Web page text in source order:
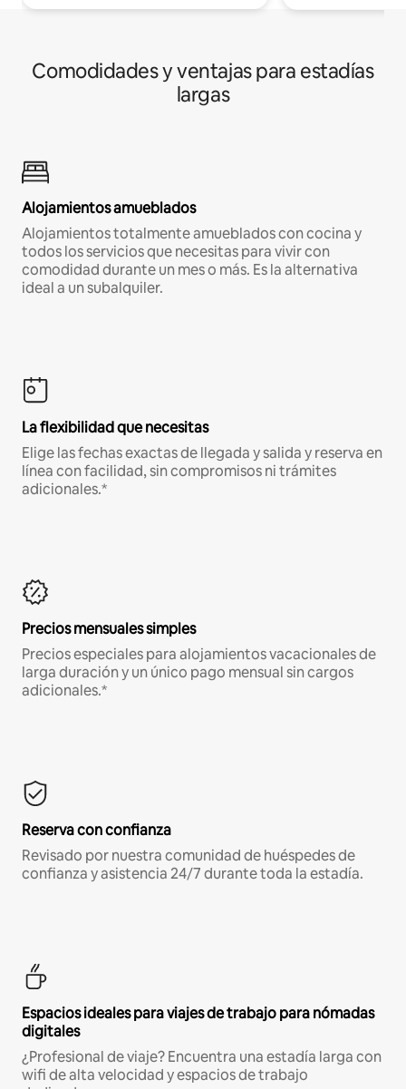
Comodidades y ventajas para estadías
largas
Alojamientos amueblados
Alojamientos totalmente amueblados con cocina y
todos los servicios que necesitas para vivir con
comodidad durante un mes o más. Es la alternativa
ideal a un subalquiler.
La flexibilidad que necesitas
Elige las fechas exactas de llegada y salida y reserva en
línea con facilidad, sin compromisos ni trámites
adicionales.*
Precios mensuales simples
Precios especiales para alojamientos vacacionales de
larga duración y un único pago mensual sin cargos
adicionales.*
Reserva con confianza
Revisado por nuestra comunidad de huéspedes de
confianza y asistencia 24/7 durante toda la estadía.
Espacios ideales para viajes de trabajo para nómadas
digitales
¿Profesional de viaje? Encuentra una estadía larga con
wifi de alta velocidad y espacios de trabajo